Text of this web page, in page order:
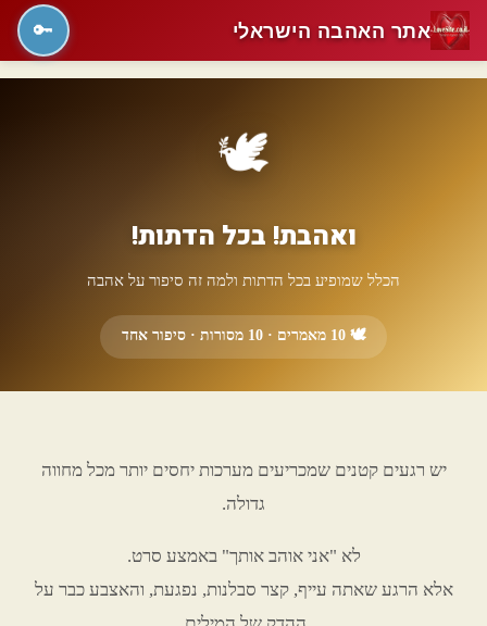
🕊️
ואהבת! בכל הדתות!
הכלל שמופיע בכל הדתות ולמה זה סיפור על אהבה
🕊️ 10 מאמרים · 10 מסורות · סיפור אחד
יש רגעים קטנים שמכריעים מערכות יחסים יותר מכל מחווה
גדולה.
לא "אני אוהב אותך" באמצע סרט.
אלא הרגע שאתה עייף, קצר סבלנות, נפגעת, והאצבע כבר על
אתר האהבה הישראלי 🔑